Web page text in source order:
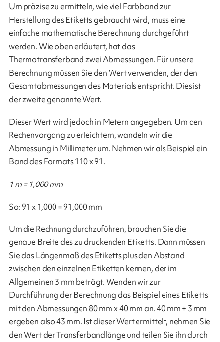
Um präzise zu ermitteln, wie viel Farbband zur
Herstellung des Etiketts gebraucht wird, muss eine
einfache mathematische Berechnung durchgeführt
werden. Wie oben erläutert, hat das
Thermotransferband zwei Abmessungen. Für unsere
Berechnung müssen Sie den Wert verwenden, der den
Gesamtabmessungen des Materials entspricht. Dies ist
der zweite genannte Wert.
Dieser Wert wird jedoch in Metern angegeben. Um den
Rechenvorgang zu erleichtern, wandeln wir die
Abmessung in Millimeter um. Nehmen wir als Beispiel ein
Band des Formats 110 x 91.
1 m = 1,000 mm
So: 91 x 1,000 = 91,000 mm
Um die Rechnung durchzuführen, brauchen Sie die
genaue Breite des zu druckenden Etiketts. Dann müssen
Sie das Längenmaß des Etiketts plus den Abstand
zwischen den einzelnen Etiketten kennen, der im
Allgemeinen 3 mm beträgt. Wenden wir zur
Durchführung der Berechnung das Beispiel eines Etiketts
mit den Abmessungen 80 mm x 40 mm an. 40 mm + 3 mm
ergeben also 43 mm. Ist dieser Wert ermittelt, nehmen Sie
den Wert der Transferbandlänge und teilen Sie ihn durch